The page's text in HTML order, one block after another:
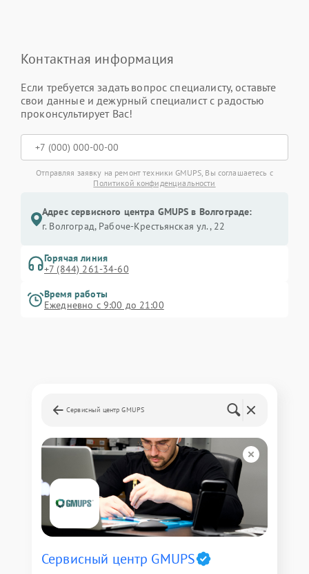
Контактная информация
Если требуется задать вопрос специалисту, оставьте
свои данные и дежурный специалист с радостью
проконсультирует Вас!
Отправляя заявку на ремонт техники GMUPS, Вы соглашаетесь с
Политикой конфиденциальности
Адрес сервисного центра GMUPS в Волгограде:
г. Волгоград, Рабоче-Крестьянская ул., 22
Горячая линия
+7 (844) 261-34-60
Время работы
Ежедневно с 9:00 до 21:00
Сервисный центр GMUPS
Сервисный центр GMUPS